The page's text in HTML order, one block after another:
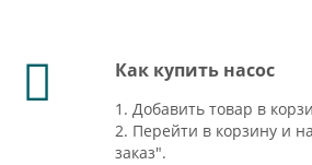
Как купить насос
1. Добавить товар в
2. Перейти в корзину и
заказ".